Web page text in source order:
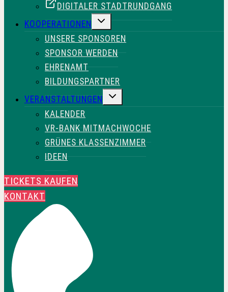
DIGITALER STADTRUNDGANG
KOOPERATIONEN
UNTERMENÜ
UMSCHALTEN
UNSERE SPONSOREN
SPONSOR WERDEN
EHRENAMT
BILDUNGSPARTNER
VERANSTALTUNGEN
UNTERMENÜ
UMSCHALTEN
KALENDER
VR-BANK MITMACHWOCHE
GRÜNES KLASSENZIMMER
IDEEN
TICKETS KAUFEN
KONTAKT